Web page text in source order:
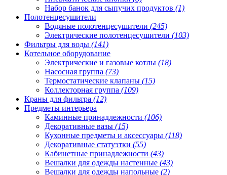
Набор банок для сыпучих продуктов (1)
Полотенцесушители
Водяные полотенцесушители (245)
Электрические полотенцесушители (103)
Фильтры для воды (141)
Котельное оборудование
Электрические и газовые котлы (18)
Насосная группа (73)
Термостатические клапаны (15)
Коллекторная группа (109)
Краны для фильтра (12)
Предметы интерьера
Каминные принадлежности (106)
Декоративные вазы (15)
Кухонные предметы и аксессуары (118)
Декоративные статуэтки (55)
Кабинетные принадлежности (43)
Вешалки для одежды настенные (43)
Вешалки для одежды напольные (2)